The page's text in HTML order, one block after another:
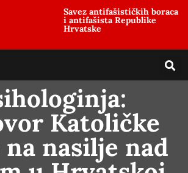
Savez antifašističkih boraca
i antifašista Republike
Hrvatske
Katoličke
nasilje nad